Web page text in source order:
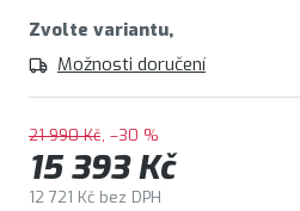
Zvolte variantu
Možnosti doručení
21 990 Kč –30 %
15 393 Kč
12 721 Kč bez DPH